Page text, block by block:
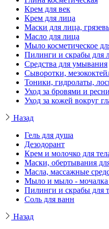
Крем для век
Крем для лица
Маски для лица,
Масло для лица
Мыло косметическое
Пилинги и скрабы для
Средства для умывания
Сыворотки,
Тоники, гидролаты,
Уход за бровями и
Уход за кожей вокруг
Назад
Гель для душа
Дезодорант
Крем и молочко для
Маски, обертывания
Масла, массажные
Мыло и мыло - мочалка
Пилинги и скрабы для
Соль для ванн
Назад